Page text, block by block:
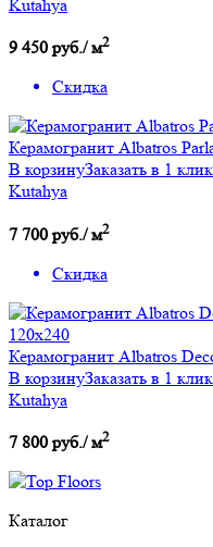
Kutahya
9 450 руб./ м2
Скидка
Керамогранит Albatros
В корзинуЗаказать в 1 клик
Kutahya
7 700 руб./ м2
Скидка
Керамогранит Albatros
В корзинуЗаказать в 1 клик
Kutahya
7 800 руб./ м2
Каталог